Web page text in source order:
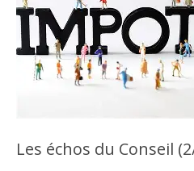
Les échos du Conseil